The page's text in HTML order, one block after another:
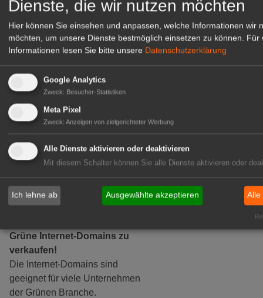
zur Anzeige
GABOT Marktplatz
Grüne Internet-Domains zu
verkaufen!
Die Internet-Domains sind
geeignet für viele Unternehmen
der Grünen Branche.
Dienste, die wir nutzen möchten
Hier können Sie einsehen und anpassen, welche Informationen wir
möchten, um unsere Dienste bestmöglich einsetzen zu können. Für
Informationen lesen Sie bitte unsere Datenschutzerklärung
Google Analytics
Zweck: Besucher-Statistiken
Meta Pixel
Zweck: Anzeigen von zielgerichteter Werbung
Alle Dienste aktivieren oder deaktivieren
Mit diesem Schalter können Sie alle Dienste aktivieren oder
Ich lehne ab Ausgewählte akzeptieren Alle